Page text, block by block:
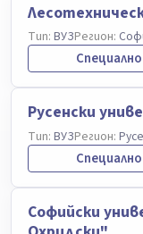
Тип: ВУЗРегион:
Русенски
Тип: ВУЗРегион: Русе
Софийски